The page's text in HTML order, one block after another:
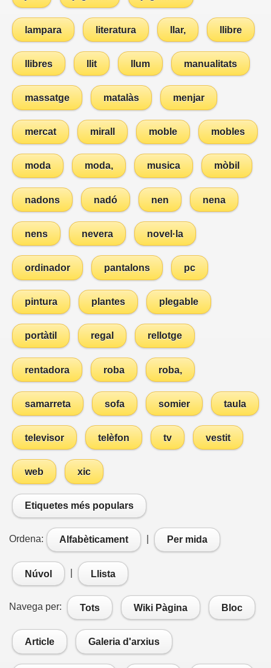
lampara literatura llar, llibre
llibres llit llum manualitats
massatge matalàs menjar
mercat mirall moble mobles
moda moda, musica mòbil
nadons nadó nen nena
nens nevera novel·la
ordinador pantalons pc
pintura plantes plegable
portàtil regal rellotge
rentadora roba roba,
samarreta sofa somier taula
televisor telèfon tv vestit
web xic
Etiquetes més populars
Ordena: Alfabèticament Per mida
Núvol Llista
Navega per: Tots Wiki Pàgina Bloc
Article Galeria d'arxius